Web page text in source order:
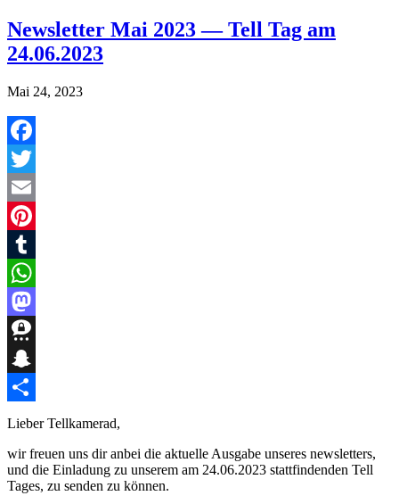
Newsletter Mai 2023 — Tell Tag am
24.06.2023
Mai 24, 2023
Facebook
Twitter
Email
Pinterest
Tumblr
WhatsApp
Mastodon
Threema
Snapchat
Teilen
Lieber Tellkamerad,
wir freuen uns dir anbei die aktuelle Ausgabe unseres newsletters,
und die Einladung zu unserem am 24.06.2023 stattfindenden Tell
Tages, zu senden zu können.